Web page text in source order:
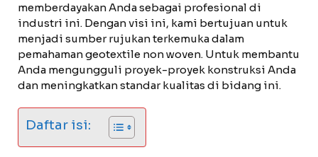
memberdayakan Anda sebagai profesional di
industri ini. Dengan visi ini, kami bertujuan untuk
menjadi sumber rujukan terkemuka dalam
pemahaman geotextile non woven. Untuk membantu
Anda mengungguli proyek-proyek konstruksi Anda
dan meningkatkan standar kualitas di bidang ini.
Daftar isi: